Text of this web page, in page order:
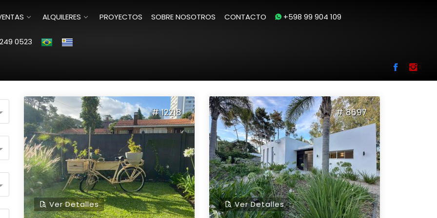
ALQUILERES PROYECTOS SOBRE NOSOTROS CONTACTO +598 99 904 109
0523
# 12218
Ver Detalles
# 8697
Ver Detalles